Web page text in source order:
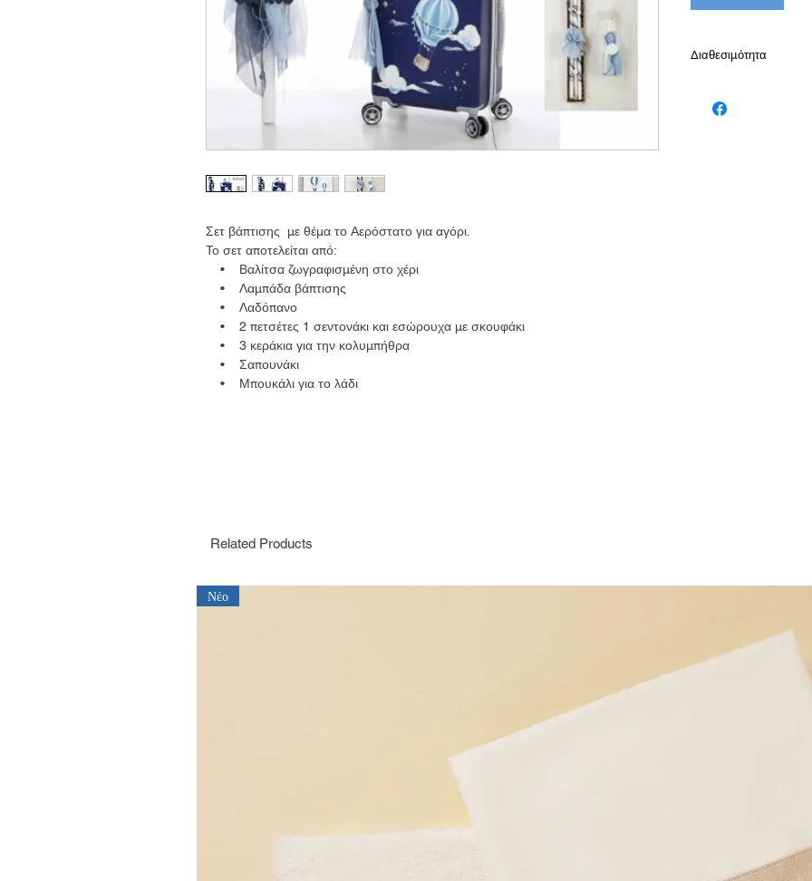
Σετ βάπτισης με θέμα το Αερόστατο για αγόρι.
Το σετ αποτελείται από:
• Βαλίτσα ζωγραφισμένη στο χέρι
• Λαμπάδα βάπτισης
• Λαδόπανο
• 2 πετσέτες 1 σεντονάκι και εσώρουχα με σκουφάκι
• 3 κεράκια για την κολυμπήθρα
• Σαπουνάκι
• Μπουκάλι για το λάδι
Διαθεσιμότητα
εργάσιμες
Related Products
Νέο